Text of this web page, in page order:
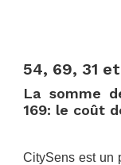
54, 69, 31 et
La somme
169: le coût
CitySens est un